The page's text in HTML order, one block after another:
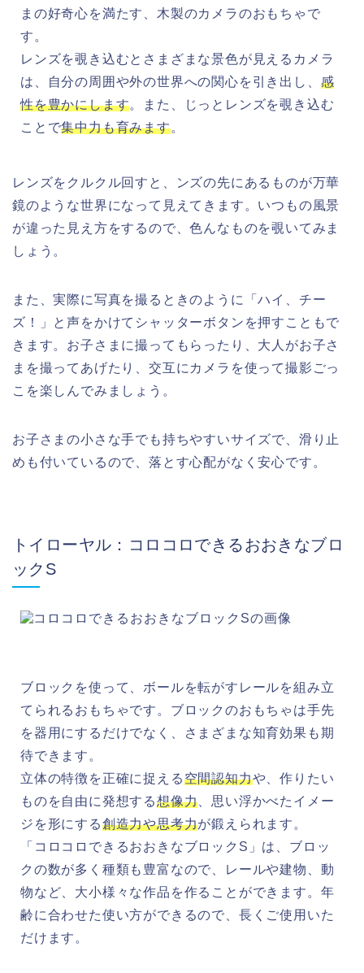
まの好奇心を満たす、木製のカメラのおもちゃで
す。
レンズを覗き込むとさまざまな景色が見えるカメラ
は、自分の周囲や外の世界への関心を引き出し、 感
性を豊かにします。また、じっとレンズを覗き込む
ことで集中力も育みます。
レンズをクルクル回すと、ンズの先にあるものが万華
鏡のような世界になって見えてきます。いつもの風景
が違った見え方をするので、色んなものを覗いてみま
しょう。
また、実際に写真を撮るときのように「ハイ、チー
ズ！」と声をかけてシャッターボタンを押すこともで
きます。お子さまに撮ってもらったり、大人がお子さ
まを撮ってあげたり、交互にカメラを使って撮影ごっ
こを楽しんでみましょう。
お子さまの小さな手でも持ちやすいサイズで、滑り止
めも付いているので、落とす心配がなく安心です。
トイローヤル：コロコロできるおおきなブロ
ックS
ブロックを使って、ボールを転がすレールを組み立
てられるおもちゃです。ブロックのおもちゃは手先
を器用にするだけでなく、さまざまな知育効果も期
待できます。
立体の特徴を正確に捉える空間認知力や、作りたい
ものを自由に発想する想像力 、思い浮かべたイメー
ジを形にする創造力や思考力が鍛えられます。
「コロコロできるおおきなブロックS」は、ブロッ
クの数が多く種類も豊富なので、レールや建物、動
物など、大小様々な作品を作ることができます。年
齢に合わせた使い方ができるので、長くご使用いた
だけます。